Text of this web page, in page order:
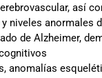
así
niveles anormales
de Alzheimer,
anomalías